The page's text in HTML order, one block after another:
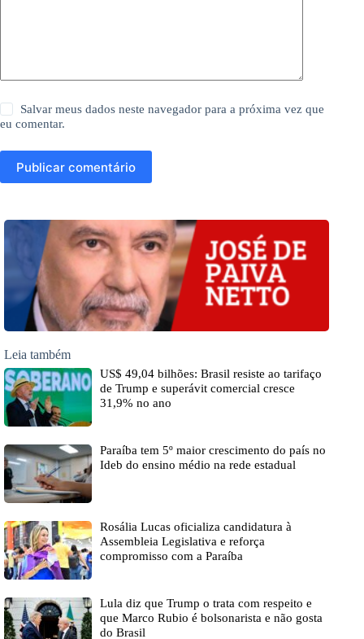
Salvar meus dados neste navegador para a próxima vez que
eu comentar.
Publicar comentário
Leia também
US$ 49,04 bilhões: Brasil resiste ao tarifaço
de Trump e superávit comercial cresce
31,9% no ano
Paraíba tem 5º maior crescimento do país no
Ideb do ensino médio na rede estadual
Rosália Lucas oficializa candidatura à
Assembleia Legislativa e reforça
compromisso com a Paraíba
Lula diz que Trump o trata com respeito e
que Marco Rubio é bolsonarista e não gosta
do Brasil